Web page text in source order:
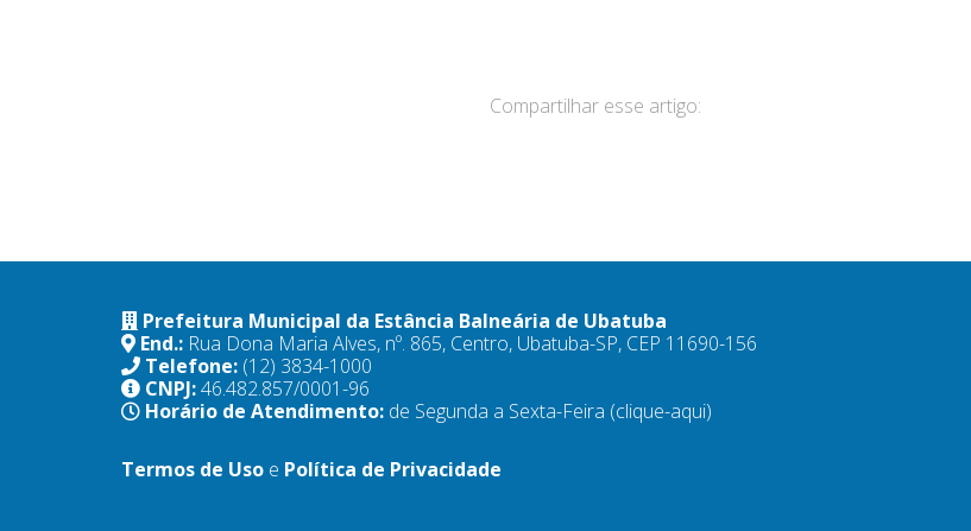
Compartilhar esse artigo:
Prefeitura Municipal da Estância Balneária de Ubatuba
End.: Rua Dona Maria Alves, nº. 865, Centro, Ubatuba-SP, CEP 11690-156
Telefone: (12) 3834-1000
CNPJ:46.482.857/0001-96
Horário de Atendimento: de Segunda a Sexta-Feira (clique-aqui)
Termos de Uso e Política de Privacidade